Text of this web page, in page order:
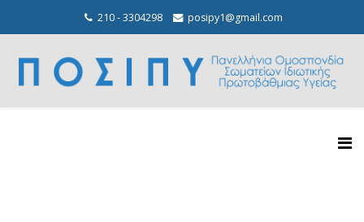
210 - 3304298 posipy1@gmail.com